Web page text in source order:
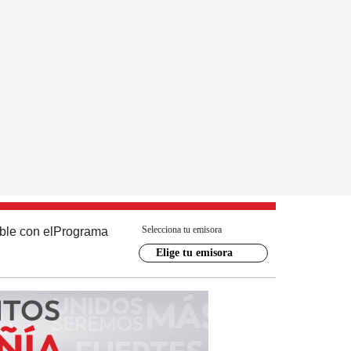
con el Programa Selecciona tu emisora
Elige tu emisora